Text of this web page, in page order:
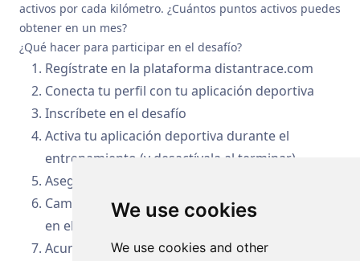
We use cookies
We use cookies and other
activos por cada kilómetro. ¿Cuántos puntos activos puedes
obtener en un mes?
¿Qué hacer para participar en el desafío?
Regístrate en la plataforma distantrace.com
Conecta tu perfil con tu aplicación deportiva
Inscríbete en el desafío
Activa tu aplicación deportiva durante el
entrenamiento (y desactívala al terminar).
Asegúrate de que los datos GPS estén activados
Camina, corre o anda en bicicleta – tu elección –
en el lugar y momento que te convenga
Acumula puntos activos: